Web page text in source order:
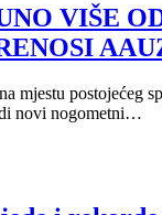
VIŠE
mjestu postojećeg
novi nogometni…